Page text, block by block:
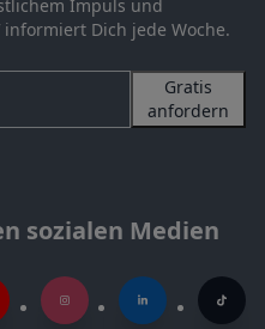
Impuls und
Dich jede Woche.
Gratis
anfordern
sozialen Medien